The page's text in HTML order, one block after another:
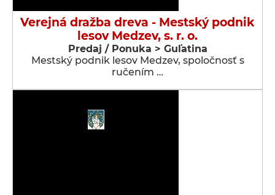
Verejná dražba dreva - Mestský podnik
lesov Medzev, s. r. o.
Predaj / Ponuka > Guľatina
Mestský podnik lesov Medzev, spoločnosť s
ručením …